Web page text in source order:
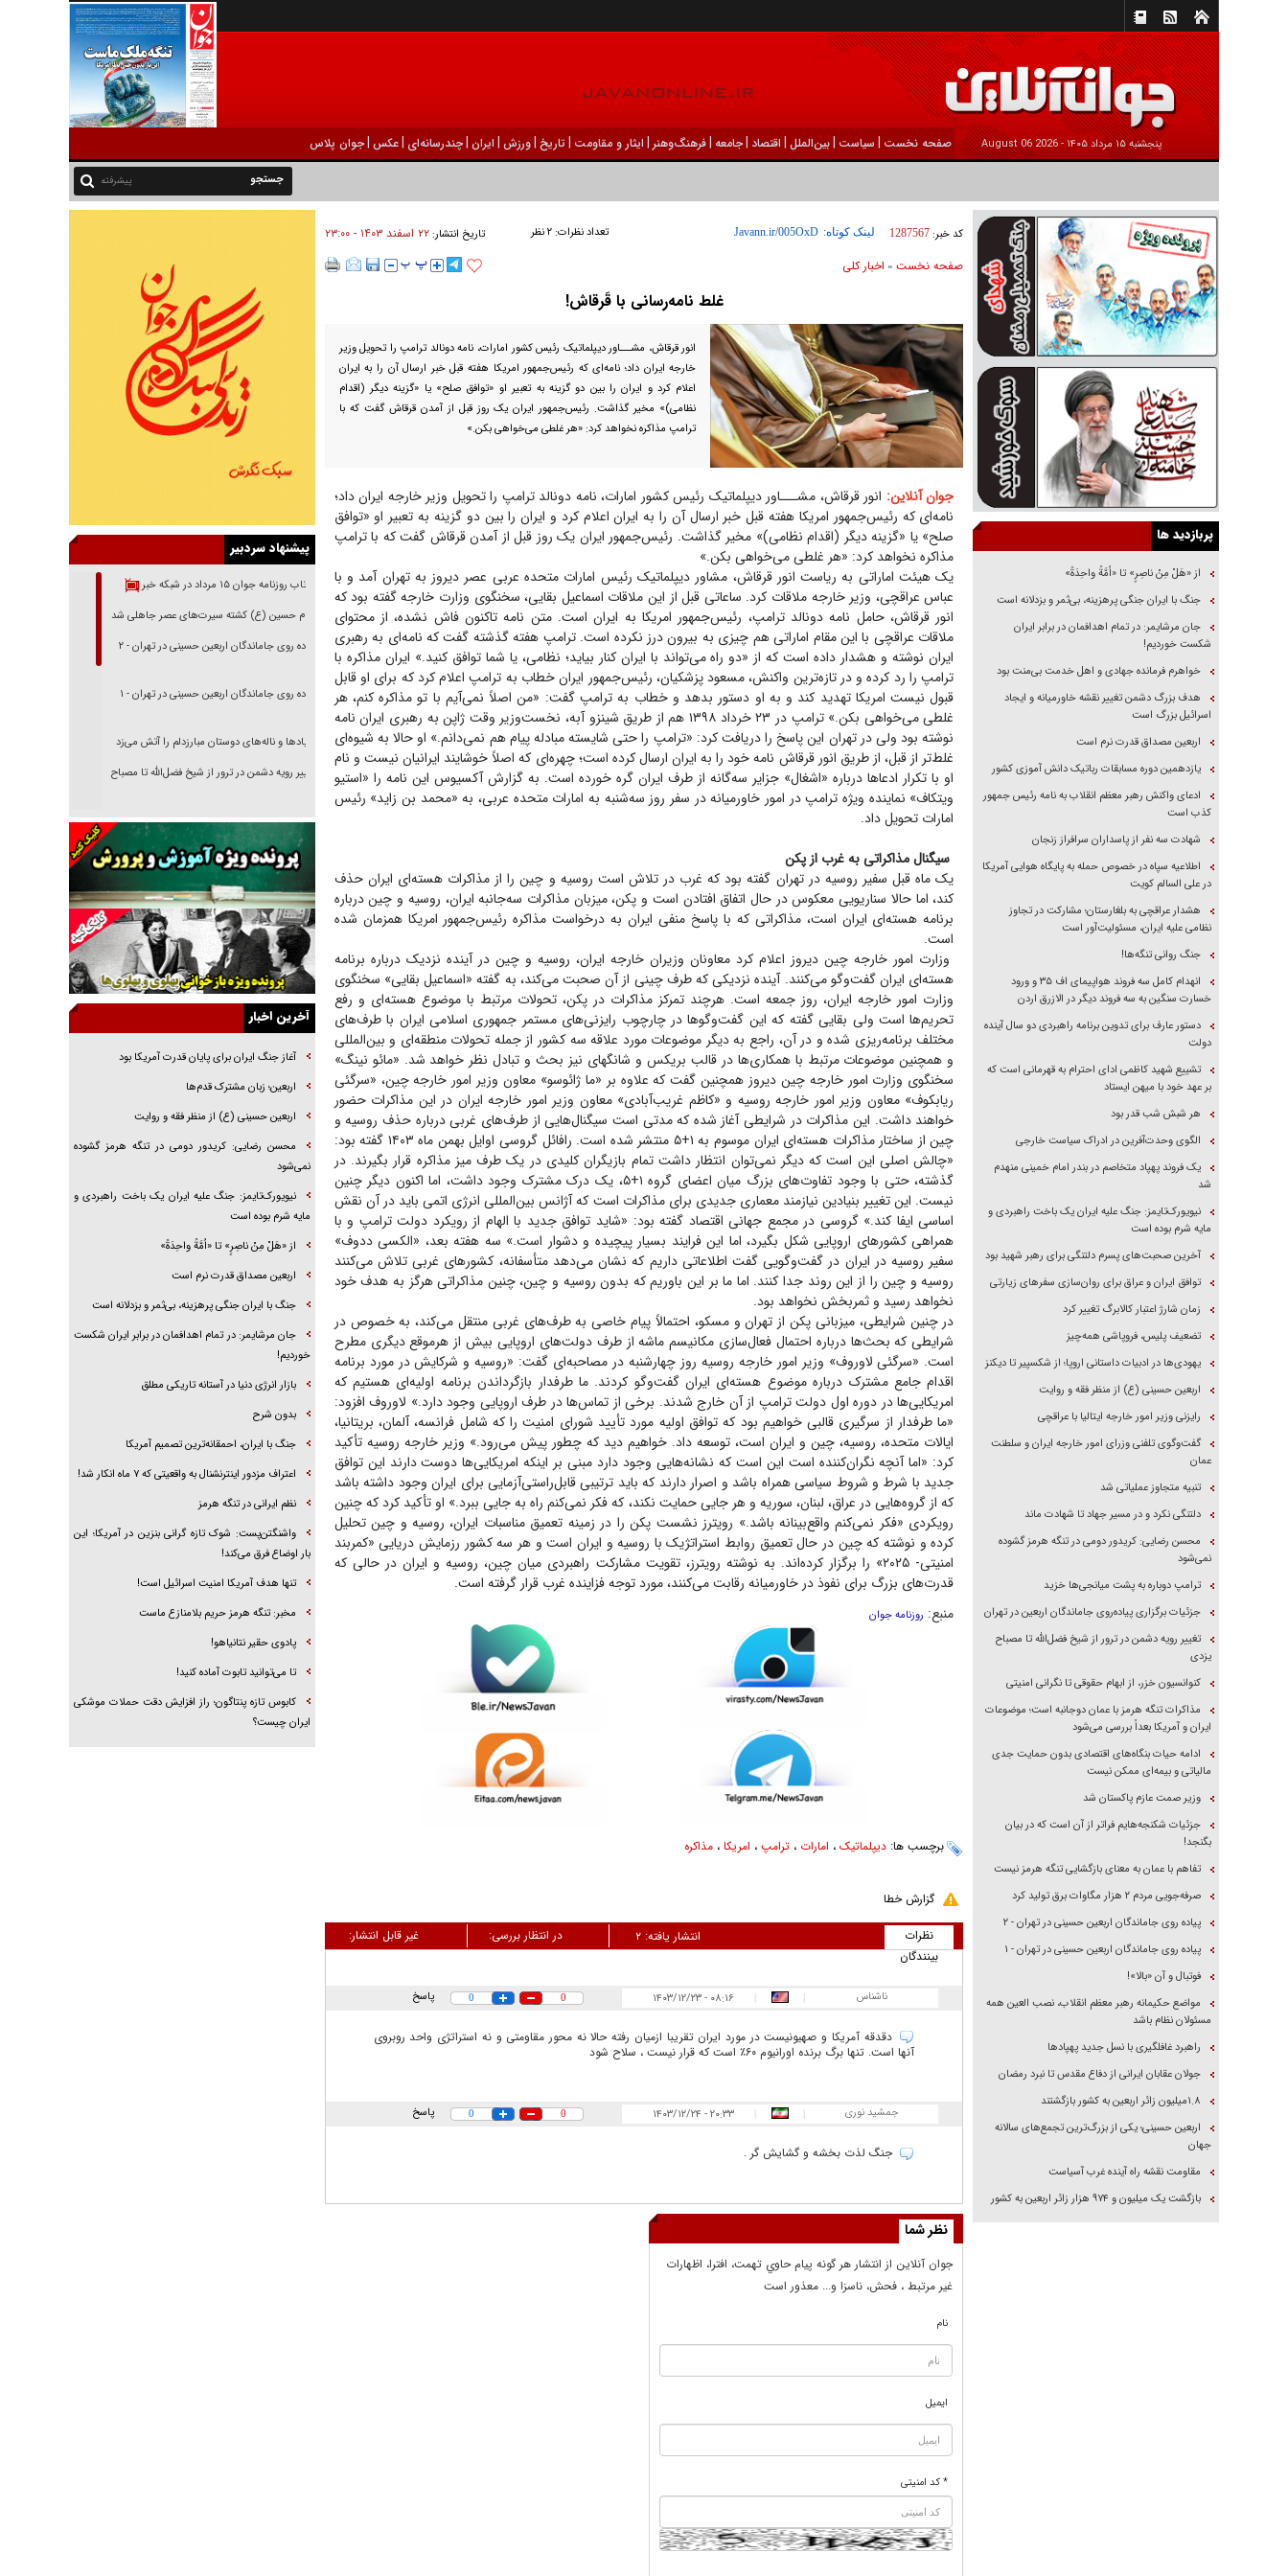
پنجشنبه ۱۵ مرداد ۱۴۰۵ - 2026 August 06 صفحه نخست | سیاست |بين‌الملل | اقتصاد |جامعه |فرهنگ‌و‌هنر | ایثار و مقاومت |تاریخ |ورزش | ايران |چندرسانه‌ای |عکس |جوان پلاس
پیشرفته
کد خبر: 1287567 لینک کوتاه: تعداد نظرات: ۲ نظر تاریخ انتشار:۲۲ اسفند ۱۴۰۳ - ۲۳:۰۰
صفحه نخست» اخبار كلی
غلط نامه‌رسانی با قَرقاش!
انور قرقاش، مشـــاور دیپلماتیک رئیس کشور امارات، نامه دونالد ترامپ را تحویل وزیر
خارجه ایران داد؛ نامه‌ای که رئیس‌جمهور امریکا هفته قبل خبر ارسال آن را به ایران
اعلام کرد و ایران را بین دو گزینه به تعبیر او «توافق صلح» یا «گزینه دیگر (اقدام
نظامی)» مخیر گذاشت. رئیس‌جمهور ایران یک روز قبل از آمدن قرقاش گفت که با
ترامپ مذاکره نخواهد کرد: «هر غلطی می‌خواهی بکن.»
جوان آنلاین: انور قرقاش، مشـــاور دیپلماتیک رئیس کشور امارات، نامه دونالد ترامپ را تحویل وزیر خارجه ایران داد؛
نامه‌ای که رئیس‌جمهور امریکا هفته قبل خبر ارسال آن را به ایران اعلام کرد و ایران را بین دو گزینه به تعبیر او «توافق
صلح» یا «گزینه دیگر (اقدام نظامی)» مخیر گذاشت. رئیس‌جمهور ایران یک روز قبل از آمدن قرقاش گفت که با ترامپ
مذاکره نخواهد کرد: «هر غلطی می‌خواهی بکن.»
یک هیئت اماراتی به ریاست انور قرقاش، مشاور دیپلماتیک رئیس امارات متحده عربی عصر دیروز به تهران آمد و با
عباس عراقچی، وزیر خارجه ملاقات کرد. ساعاتی قبل از این ملاقات اسماعیل بقایی، سخنگوی وزارت خارجه گفته بود که
انور قرقاش، حامل نامه دونالد ترامپ، رئیس‌جمهور امریکا به ایران است. متن نامه تاکنون فاش نشده، از محتوای
ملاقات عراقچی با این مقام اماراتی هم چیزی به بیرون درز نکرده است. ترامپ هفته گذشته گفت که نامه‌ای به رهبری
ایران نوشته و هشدار داده است که از «دو راه می‌تواند با ایران کنار بیاید؛ نظامی، یا شما توافق کنید.» ایران مذاکره با
ترامپ را رد کرده و در تازه‌ترین واکنش، مسعود پزشکیان، رئیس‌جمهور ایران خطاب به ترامپ اعلام کرد که برای او قابل
قبول نیست امریکا تهدید کند و به او دستور بدهد و خطاب به ترامپ گفت: «من اصلاً نمی‌آیم با تو مذاکره کنم، هر
غلطی می‌خواهی بکن.» ترامپ در ۲۳ خرداد ۱۳۹۸ هم از طریق شینزو آبه، نخست‌وزیر وقت ژاپن به رهبری ایران نامه
نوشته بود ولی در تهران این پاسخ را دریافت کرد: «ترامپ را حتی شایسته مبادله پیام هم نمی‌دانم.» او حالا به شیوه‌ای
غلط‌تر از قبل، از طریق انور قرقاش نامه خود را به ایران ارسال کرده است؛ چهره‌ای که اصلاً خوشایند ایرانیان نیست و نام
او با تکرار ادعا‌ها درباره «اشغال» جزایر سه‌گانه از طرف ایران گره خورده است. به گزارش آکسیوس این نامه را «استیو
ویتکاف» نماینده ویژه ترامپ در امور خاورمیانه در سفر روز سه‌شنبه به امارات متحده عربی، به «محمد بن زاید» رئیس
امارات تحویل داد.
سیگنال مذاکراتی به غرب از پکن
یک ماه قبل سفیر روسیه در تهران گفته بود که غرب در تلاش است روسیه و چین را از مذاکرات هسته‌ای ایران حذف
کند، اما حالا سناریویی معکوس در حال اتفاق افتادن است و پکن، میزبان مذاکرات سه‌جانبه ایران، روسیه و چین درباره
برنامه هسته‌ای ایران است، مذاکراتی که با پاسخ منفی ایران به درخواست مذاکره رئیس‌جمهور امریکا همزمان شده
است.
وزارت امور خارجه چین دیروز اعلام کرد معاونان وزیران خارجه ایران، روسیه و چین در آینده نزدیک درباره برنامه
هسته‌ای ایران گفت‌و‌گو می‌کنند. آینده نزدیکی که طرف چینی از آن صحبت می‌کند، به گفته «اسماعیل بقایی» سخنگوی
وزارت امور خارجه ایران، روز جمعه است. هرچند تمرکز مذاکرات در پکن، تحولات مرتبط با موضوع هسته‌ای و رفع
تحریم‌ها است ولی بقایی گفته که این گفت‌و‌گو‌ها در چارچوب رایزنی‌های مستمر جمهوری اسلامی ایران با طرف‌های
مختلف برنامه‌ریزی شده و در آن، راجع به دیگر موضوعات مورد علاقه سه کشور از جمله تحولات منطقه‌ای و بین‌المللی
و همچنین موضوعات مرتبط با همکاری‌ها در قالب بریکس و شانگهای نیز بحث و تبادل نظر خواهد شد. «مائو نینگ»
سخنگوی وزارت امور خارجه چین دیروز همچنین گفت که علاوه بر «ما ژائوسو» معاون وزیر امور خارجه چین، «سرگئی
ریابکوف» معاون وزیر امور خارجه روسیه و «کاظم غریب‌آبادی» معاون وزیر امور خارجه ایران در این مذاکرات حضور
خواهند داشت. این مذاکرات در شرایطی آغاز شده که مدتی است سیگنال‌هایی از طرف‌های غربی درباره حذف روسیه و
چین از ساختار مذاکرات هسته‌ای ایران موسوم به ۱+۵ منتشر شده است. رافائل گروسی اوایل بهمن ماه ۱۴۰۳ گفته بود:
«چالش اصلی این است که دیگر نمی‌توان انتظار داشت تمام بازیگران کلیدی در یک طرف میز مذاکره قرار بگیرند. در
گذشته، حتی با وجود تفاوت‌های بزرگ میان اعضای گروه ۱+۵، یک درک مشترک وجود داشت، اما اکنون دیگر چنین
نیست. این تغییر بنیادین نیازمند معماری جدیدی برای مذاکرات است که آژانس بین‌المللی انرژی اتمی باید در آن نقش
اساسی ایفا کند.» گروسی در مجمع جهانی اقتصاد گفته بود: «شاید توافق جدید با الهام از رویکرد دولت ترامپ و با
همراهی کشور‌های اروپایی شکل بگیرد، اما این فرایند بسیار پیچیده و دشوار است.» سه هفته بعد، «الکسی ددوف»
سفیر روسیه در ایران در گفت‌وگویی گفت اطلاعاتی داریم که نشان می‌دهد متأسفانه، کشور‌های غربی تلاش می‌کنند
روسیه و چین را از این روند جدا کنند. اما ما بر این باوریم که بدون روسیه و چین، چنین مذاکراتی هرگز به هدف خود
نخواهد رسید و ثمربخش نخواهد بود.
در چنین شرایطی، میزبانی پکن از تهران و مسکو، احتمالاً پیام خاصی به طرف‌های غربی منتقل می‌کند، به خصوص در
شرایطی که بحث‌ها درباره احتمال فعال‌سازی مکانیسم ماشه از طرف دولت‌های اروپایی بیش از هرموقع دیگری مطرح
است. «سرگئی لاوروف» وزیر امور خارجه روسیه روز چهارشنبه در مصاحبه‌ای گفت: «روسیه و شرکایش در مورد برنامه
اقدام جامع مشترک درباره موضوع هسته‌ای ایران گفت‌و‌گو کردند. ما طرفدار بازگرداندن برنامه اولیه‌ای هستیم که
امریکایی‌ها در دوره اول دولت ترامپ از آن خارج شدند. برخی از تماس‌ها در طرف اروپایی وجود دارد.» لاوروف افزود:
«ما طرفدار از سرگیری قالبی خواهیم بود که توافق اولیه مورد تأیید شورای امنیت را که شامل فرانسه، آلمان، بریتانیا،
ایالات متحده، روسیه، چین و ایران است، توسعه داد. خواهیم دید که چطور پیش می‌رود.» وزیر خارجه روسیه تأکید
کرد: «اما آنچه نگران‌کننده است این است که نشانه‌هایی وجود دارد مبنی بر اینکه امریکایی‌ها دوست دارند این توافق
جدید با شرط و شروط سیاسی همراه باشد و اصرار دارند که باید ترتیبی قابل‌راستی‌آزمایی برای ایران وجود داشته باشد
که از گروه‌هایی در عراق، لبنان، سوریه و هر جایی حمایت نکند، که فکر نمی‌کنم راه به جایی ببرد.» او تأکید کرد که چنین
رویکردی «فکر نمی‌کنم واقع‌بینانه باشد.» رویترز نشست پکن را در زمینه تعمیق مناسبات ایران، روسیه و چین تحلیل
کرده و نوشته که چین در حال تعمیق روابط استراتژیک با روسیه و ایران است و هر سه کشور رزمایش دریایی «کمربند
امنیتی- ۲۰۲۵» را برگزار کرده‌اند. به نوشته رویترز، تقویت مشارکت راهبردی میان چین، روسیه و ایران در حالی که
قدرت‌های بزرگ برای نفوذ در خاورمیانه رقابت می‌کنند، مورد توجه فزاینده غرب قرار گرفته است.
منبع: روزنامه جوان
برچسب ها: دیپلماتیک، امارات ، ترامپ، امریکا، مذاکره
گزارش خطا
نظرات
بینندگان
غیر قابل انتشار: در انتظار بررسی: انتشار یافته: ۲
ناشناس |
| ۰۸:۱۶ - ۱۴۰۳/۱۲/۲۳ 0
0 پاسخ
دقدقه آمریکا و صهیونیست در مورد ایران تقریبا ازمیان رفته حالا نه محور مقاومتی و نه استراتژی واحد روبروی
آنها است. تنها برگ برنده اورانیوم ۶۰٪ است که قرار نیست ، سلاح شود
جمشید نوری ۲۰:۳۳ - ۱۴۰۳/۱۲/۲۴ 0
0 پاسخ
جنگ لذت بخشه و گشایش گر .
نظر شما
جوان آنلاين از انتشار هر گونه پيام حاوي تهمت، افترا، اظهارات
غير مرتبط ، فحش، ناسزا و... معذور است
نام
ایمیل
* کد امنیتی
پربازدید ها
از «هَلْ مِنْ ناصِرٍ» تا «اُمَّةً واحِدَةً»
جنگ با ایران جنگی پرهزینه، بی‌ثمر و بزدلانه است
جان مرشایمر: در تمام اهدافمان در برابر ایران
شکست خوردیم!
خواهرم فرمانده جهادی و اهل خدمت بی‌منت بود
هدف بزرگ دشمن تغییر نقشه خاورمیانه و ایجاد
اسرائیل بزرگ است
اربعین مصداق قدرت نرم است
یازدهمین دوره مسابقات رباتیک دانش آموزی کشور
ادعای واکنش رهبر معظم انقلاب به نامه رئیس جمهور
کذب است
شهادت سه نفر از پاسداران سرافراز زنجان
اطلاعیه سپاه در خصوص حمله به پایگاه هوایی آمریکا
در علی السالم کویت
هشدار عراقچی به بلغارستان؛ مشارکت در تجاوز
نظامی علیه ایران، مسئولیت‌آور است
جنگ روانی تنگه‌ها!
انهدام کامل سه فروند هواپیمای اف ۳۵ و ورود
خسارت سنگین به سه فروند دیگر در الازرق اردن
دستور عارف برای تدوین برنامه راهبردی دو سال آینده
دولت
تشییع شهید کاظمی ادای احترام به قهرمانی است که
بر عهد خود با میهن ایستاد
هر شبش شب قدر بود
الگوی وحدت‌آفرین در ادراک سیاست خارجی
یک فروند پهپاد متخاصم در بندر امام خمینی منهدم
شد
نیویورک‌تایمز: جنگ علیه ایران یک باخت راهبردی و
مایه شرم بوده است
آخرین صحبت‌های پسرم دلتنگی برای رهبر شهید بود
توافق ایران و عراق برای روان‌سازی سفر‌های زیارتی
زمان شارژ اعتبار کالابرگ تغییر کرد
تضعیف پلیس، فروپاشی همه‌چیز
یهودی‌ها در ادبیات داستانی اروپا؛ از شکسپیر تا دیکنز
اربعین حسینی (ع) از منظر فقه و روایت
رایزنی وزیر امور خارجه ایتالیا با عراقچی
گفت‌وگوی تلفنی وزرای امور خارجه ایران و سلطنت
عمان
تنبیه متجاوز عملیاتی شد
دلتنگی نکرد و در مسیر جهاد تا شهادت ماند
محسن رضایی: کریدور دومی در تنگه هرمز گشوده
نمی‌شود
ترامپ دوباره به پشت میانجی‌ها خزید
جزئیات برگزاری پیاده‌روی جاماندگان اربعین در تهران
تغییر رویه دشمن در ترور از شیخ فضل‌الله تا مصباح
یزدی
کنوانسیون خزر، از ابهام حقوقی تا نگرانی امنیتی
مذاکرات تنگه هرمز با عمان دوجانبه است؛ موضوعات
ایران و آمریکا بعداً بررسی می‌شود
ادامه حیات بنگاه‌های اقتصادی بدون حمایت جدی
مالیاتی و بیمه‌ای ممکن نیست
وزیر صمت عازم پاکستان شد
جزئیات شکنجه‌هایم فراتر از آن است که در بیان
بگنجد!
تفاهم با عمان به معنای بازگشایی تنگه هرمز نیست
صرفه‌جویی مردم ۲ هزار مگاوات برق تولید کرد
پیاده روی جاماندگان اربعین حسینی در تهران - ۲
پیاده روی جاماندگان اربعین حسینی در تهران - ۱
فوتبال و آن «بالا»!
مواضع حکیمانه رهبر معظم انقلاب، نصب العین همه
مسئولان نظام باشد
راهبرد غافلگیری با نسل جدید پهپاد‌ها
جولان عقابان ایرانی از دفاع مقدس تا نبرد رمضان
۱.۸میلیون زائر اربعین به کشور بازگشتند
اربعین حسینی؛ یکی از بزرگ‌ترین تجمع‌های سالانه
جهان
مقاومت نقشه راه آینده غرب آسیاست
بازگشت یک میلیون و ۹۷۴ هزار زائر اربعین به کشور
پیشنهاد سردبیر
بازتاب روزنامه جوان ۱۵ مرداد در شبکه خبر
امام حسین (ع) کشته سیرت‌های عصر جاهلی شد
پیاده روی جاماندگان اربعین حسینی در تهران - ۲
پیاده روی جاماندگان اربعین حسینی در تهران - ۱
فریاد‌ها و ناله‌های دوستان مبارزدلم را آتش می‌زد
تغییر رویه دشمن در ترور از شیخ فضل‌الله تا مصباح
خرید قسطی اولش خنده و آخرش گریه است!
فوتبال و آن «بالا»!
راهبرد غافلگیری با نسل جدید پهپاد‌ها
جنجال پزشکان تقلبی در صنعت زیبایی
یهودی‌ها در ادبیات داستانی اروپا؛ از شکسپیر تا
دیکنز
گفت‌وگو با خواهر یکی از شهدای جنگ رمضان/
خواهرم فرمانده جهادی و اهل خدمت بی‌منت بود
بگنجد!
نقشه راه آینده غرب آسیا
آخرین اخبار
آغاز جنگ ایران برای پایان قدرت آمریکا بود
اربعین؛ زبان مشترک قدم‌ها
اربعین حسینی (ع) از منظر فقه و روایت
محسن رضایی: کریدور دومی در تنگه هرمز گشوده
نمی‌شود
نیویورک‌تایمز: جنگ علیه ایران یک باخت راهبردی و
مایه شرم بوده است
از «هَلْ مِنْ ناصِرٍ» تا «اُمَّةً واحِدَةً»
اربعین مصداق قدرت نرم است
جنگ با ایران جنگی پرهزینه، بی‌ثمر و بزدلانه است
جان مرشایمر: در تمام اهدافمان در برابر ایران شکست
خوردیم!
بازار انرژی دنیا در آستانه تاریکی مطلق
بدون شرح
جنگ با ایران، احمقانه‌ترین تصمیم آمریکا
اعتراف مزدور اینترنشنال به واقعیتی که ۷ ماه انکار شد!
نظم ایرانی در تنگه هرمز
واشنگتن‌پست: شوک تازه گرانی بنزین در آمریکا؛ این
بار اوضاع فرق می‌کند!
تنها هدف آمریکا امنیت اسرائیل است!
مخبر: تنگه هرمز حریم بلامنازع ماست
پادوی حقیر نتانیاهو!
تا می‌توانید تابوت آماده کنید!
کابوس تازه پنتاگون؛ راز افزایش دقت حملات موشکی
ایران چیست؟